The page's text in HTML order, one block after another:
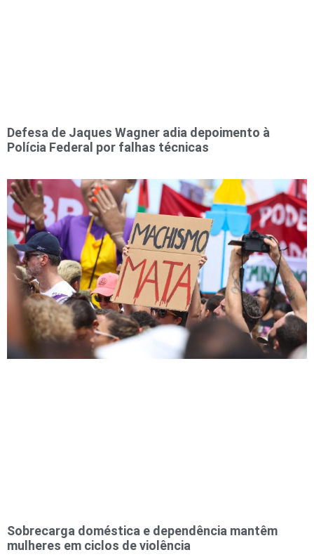
Defesa de Jaques Wagner adia depoimento à
Polícia Federal por falhas técnicas
Sobrecarga doméstica e dependência mantêm
mulheres em ciclos de violência